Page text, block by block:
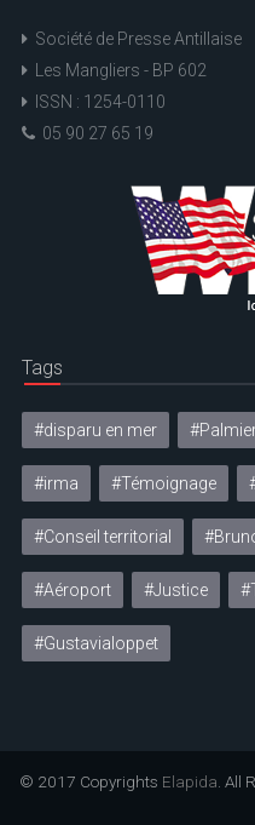
Société de Presse Antillaise
Les Mangliers - BP 602
ISSN : 1254-0110
05 90 27 65 19
Tags
#disparu en mer
#irma #Témoignage
#Conseil territorial
#Aéroport #Justice
#Gustavialoppet
© 2017 Copyrights Elapida . All